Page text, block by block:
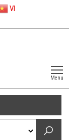
VI
Menu